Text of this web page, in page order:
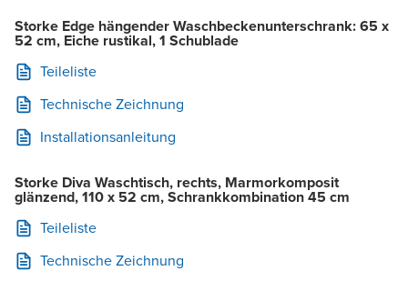
Storke Edge hängender Waschbeckenunterschrank: 65 x
52 cm, Eiche rustikal, 1 Schublade
Teileliste
Technische Zeichnung
Installationsanleitung
Storke Diva Waschtisch, rechts, Marmorkomposit
glänzend, 110 x 52 cm, Schrankkombination 45 cm
Teileliste
Technische Zeichnung